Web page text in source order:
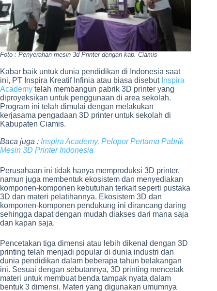
Foto : Penyerahan mesin 3d Printer dengan kab. Ciamis
Kabar baik untuk dunia pendidikan di Indonesia saat
ini, PT Inspira Kreatif Infinia atau biasa disebut Inspira
Academy telah membangun pabrik 3D printer yang
diproyeksikan untuk penggunaan di area sekolah.
Program ini telah dimulai dengan melakukan
kerjasama pengadaan 3D printer untuk sekolah di
Kabupaten Ciamis.
Baca juga : Inspira Academy, Pelopor Pertama Pabrik
Mesin 3D Printer Indonesia
Perusahaan ini tidak hanya memproduksi 3D printer,
namun juga membentuk ekosistem dan menyediakan
komponen-komponen kebutuhan terkait seperti pustaka
3D dan materi pelatihannya. Ekosistem 3D dan
komponen-komponen pendukung ini dirancang daring
sehingga dapat dengan mudah diakses dari mana saja
dan kapan saja.
Pencetakan tiga dimensi atau lebih dikenal dengan 3D
printing telah menjadi popular di dunia industri dan
dunia pendidikan dalam beberapa tahun belakangan
ini. Sesuai dengan sebutannya, 3D printing mencetak
materi untuk membuat benda tampak nyata dalam
bentuk 3 dimensi. Materi yang digunakan umumnya